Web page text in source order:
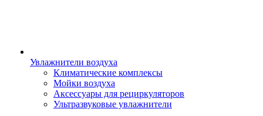
Увлажнители воздуха
Климатические комплексы
Мойки воздуха
Аксессуары для рециркуляторов
Ультразвуковые увлажнители